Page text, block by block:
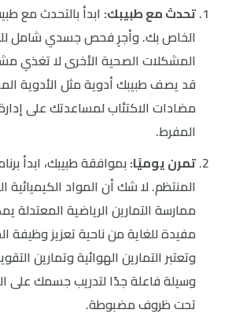
تحدث مع طبيبك: ابدأ بالتحدث مع
الخاص بك. وأجرِ فحص جسدي شامل
المشكلات الصحية الأخرى لا تغذي
قد يصف طبيبك أدوية مثل الأدوية
مضادات الاكتئاب لمساعدتك على
المفرط.
تمرن يوميًا:بموافقة طبيبك، ابدأ
المنتظم. لا شك أن المواد الكيميائية
ممارسة التمارين الرياضية المعتدلة
مفيدة للغاية من ناحية تعزيز وظيفة
وتعتبر التمارين الهوائية وتمارين
وسيلة فاعلة جدًا لتدريب جسمك على
تحت ظروف مضبوطة.